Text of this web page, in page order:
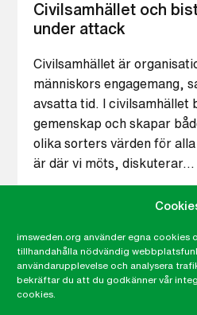
imsweden.org använder egna
tillhandahålla nödvändig
användarupplevelse och analysera
bekräftar du att du godkänner vår
cookies.
Civilsamhället och
under attack
Civilsamhället är
människors engagemang,
avsatta tid. I civilsamhället
gemenskap och skapar
olika sorters värden för
är där vi möts, diskuterar…